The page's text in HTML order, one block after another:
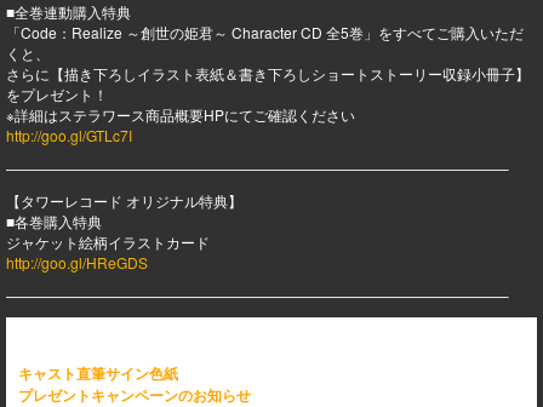
■全巻連動購入特典
「Code：Realize ～創世の姫君～ Character CD 全5巻」をすべてご購入いただ
くと、
さらに【描き下ろしイラスト表紙＆書き下ろしショートストーリー収録小冊子】
をプレゼント！
※詳細はステラワース商品概要HPにてご確認ください
http://goo.gl/GTLc7I
——————————————————————————————————–
【タワーレコード オリジナル特典】
■各巻購入特典
ジャケット絵柄イラストカード
http://goo.gl/HReGDS
——————————————————————————————————–
キャスト直筆サイン色紙
プレゼントキャンペーンのお知らせ